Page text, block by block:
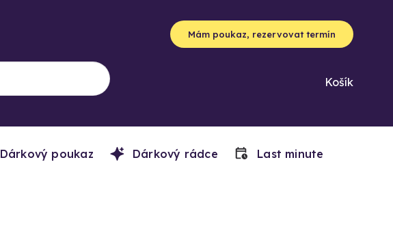
Mám poukaz, rezervovat termín
Košík
Dárkový poukaz Dárkový rádce Last minute